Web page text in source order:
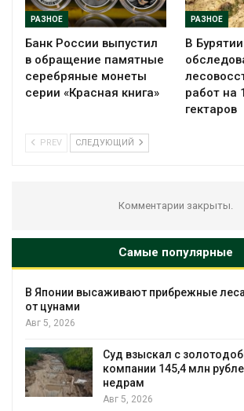
РАЗНОЕ
Банк России выпустил
в обращение памятные
серебряные монеты
серии «Красная книга»
РАЗНОЕ
В
работ на
гектаров
PREV СЛЕДУЮЩИЙ
Комментарии закрыты.
Самые популярные
В Японии высаживают прибрежные
от цунами
Авг 5, 2026
Суд взыскал с
компании 145,4 млн
недрам
Авг 5, 2026